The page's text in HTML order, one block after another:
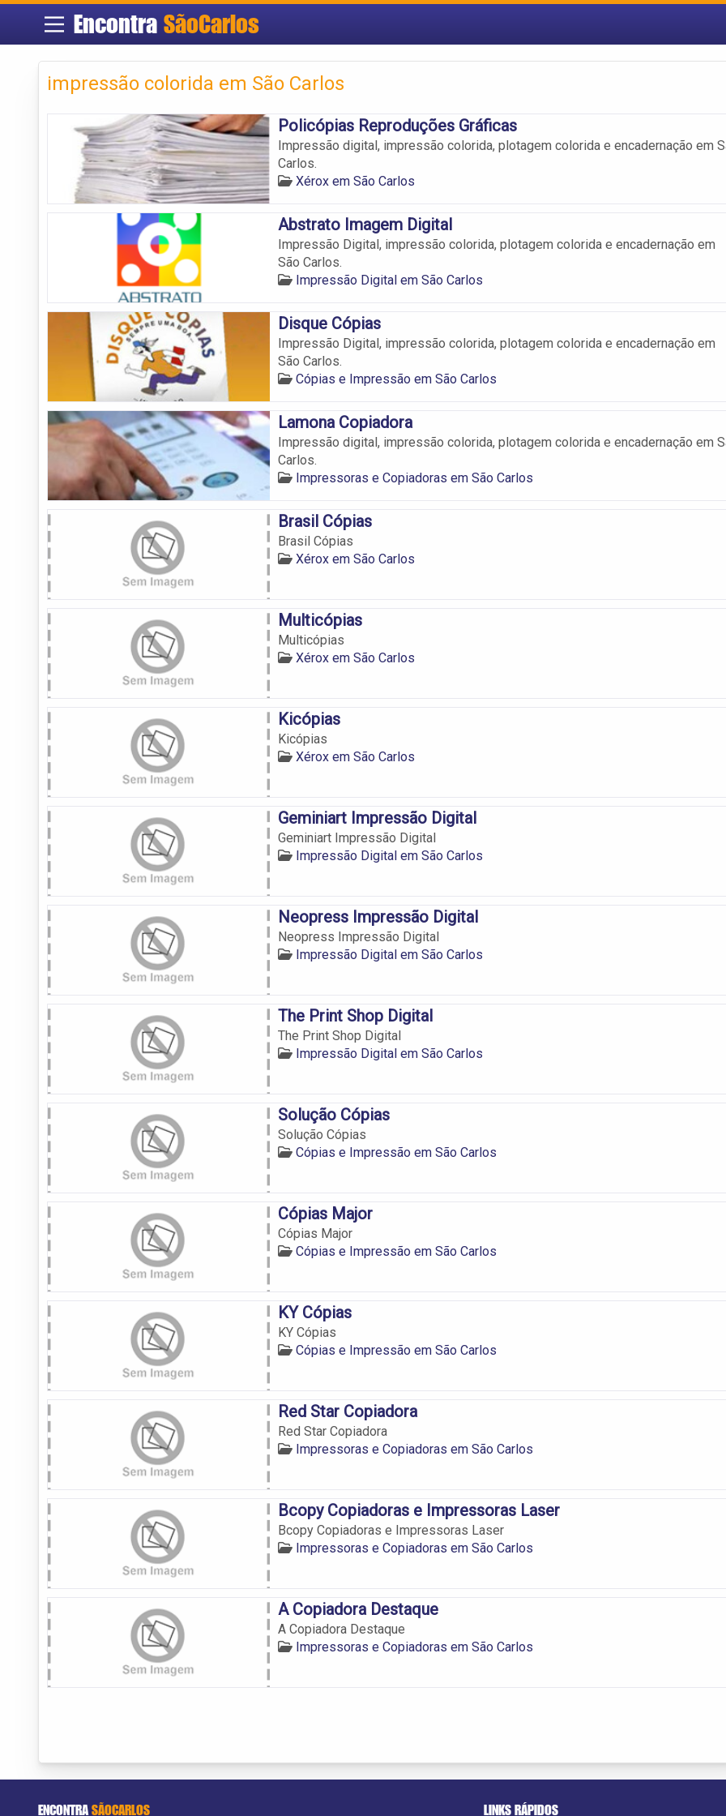
Encontra SãoCarlos
impressão colorida em São Carlos
Policópias Reproduções Gráficas
Impressão digital, impressão colorida, plotagem colorida e encadernação em
Carlos.
Xérox em São Carlos
Abstrato Imagem Digital
Impressão Digital, impressão colorida, plotagem colorida e encadernação em
São Carlos.
Impressão Digital em São Carlos
Disque Cópias
Impressão Digital, impressão colorida, plotagem colorida e encadernação em
São Carlos.
Cópias e Impressão em São Carlos
Lamona Copiadora
Impressão digital, impressão colorida, plotagem colorida e encadernação em
Carlos.
Impressoras e Copiadoras em São Carlos
Brasil Cópias
Brasil Cópias
Xérox em São Carlos
Multicópias
Multicópias
Xérox em São Carlos
Kicópias
Kicópias
Xérox em São Carlos
Geminiart Impressão Digital
Geminiart Impressão Digital
Impressão Digital em São Carlos
Neopress Impressão Digital
Neopress Impressão Digital
Impressão Digital em São Carlos
The Print Shop Digital
The Print Shop Digital
Impressão Digital em São Carlos
Solução Cópias
Solução Cópias
Cópias e Impressão em São Carlos
Cópias Major
Cópias Major
Cópias e Impressão em São Carlos
KY Cópias
KY Cópias
Cópias e Impressão em São Carlos
Red Star Copiadora
Red Star Copiadora
Impressoras e Copiadoras em São Carlos
Bcopy Copiadoras e Impressoras Laser
Bcopy Copiadoras e Impressoras Laser
Impressoras e Copiadoras em São Carlos
A Copiadora Destaque
A Copiadora Destaque
Impressoras e Copiadoras em São Carlos
ENCONTRASÃOCARLOS LINKS RÁPIDOS